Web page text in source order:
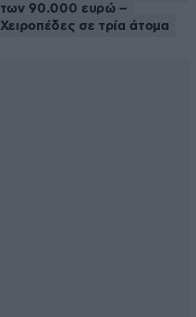
των 90.000 ευρώ –
Χειροπέδες σε τρία άτομα